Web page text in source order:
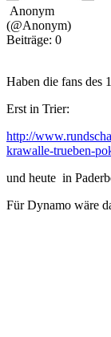
Anonym
(@Anonym)
Beiträge: 0
Haben die fans des
Erst in Trier:
http://
krawalle-trueben-
und heute in
Für Dynamo wäre